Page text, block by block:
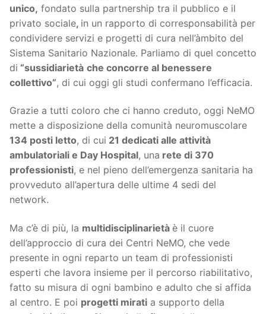
unico, fondato sulla partnership tra il pubblico e il
privato sociale, in un rapporto di corresponsabilità per
condividere servizi e progetti di cura nell’àmbito del
Sistema Sanitario Nazionale. Parliamo di quel concetto
di “sussidiarietà che concorre al benessere
collettivo”, di cui oggi gli studi confermano l’efficacia.
Grazie a tutti coloro che ci hanno creduto, oggi NeMO
mette a disposizione della comunità neuromuscolare
134 posti letto, di cui 21 dedicati alle attività
ambulatoriali e Day Hospital, una rete di 370
professionisti, e nel pieno dell’emergenza sanitaria ha
provveduto all’apertura delle ultime 4 sedi del
network.
Ma c’è di più, la multidisciplinarietà è il cuore
dell’approccio di cura dei Centri NeMO, che vede
presente in ogni reparto un team di professionisti
esperti che lavora insieme per il percorso riabilitativo,
fatto su misura di ogni bambino e adulto che si affida
al centro. E poi progetti mirati a supporto della